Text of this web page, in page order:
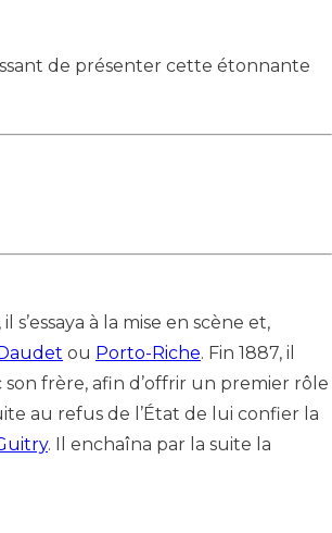
de présenter cette étonnante
à la mise en scène et,
ou Porto-Riche. Fin 1887, il
frère, afin d’offrir un premier rôle
au refus de l’État de lui confier la
. Il enchaîna par la suite la